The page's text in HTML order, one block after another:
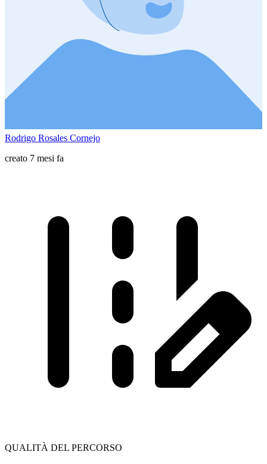
Rodrigo Rosales Cornejo
creato 7 mesi fa
QUALITÀ DEL PERCORSO